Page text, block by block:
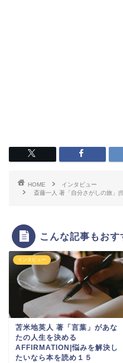
HOME
インタビュー
斎藤一人 著「自分さがしの旅」|
こんな記事もおす
インタビュー
苫米地英人 著「言葉」があな
たの人生を決める
AFFIRMATION|悩みを解決し
たいなら本を読め１５